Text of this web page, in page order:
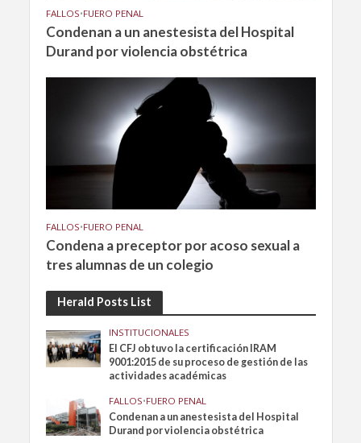
FALLOS•FUERO PENAL
Condenan a un anestesista del Hospital
Durand por violencia obstétrica
FALLOS•FUERO PENAL
Condena a preceptor por acoso sexual a
tres alumnas de un colegio
Herald Posts List
INSTITUCIONALES
El CFJ obtuvo la certificación IRAM
9001:2015 de su proceso de gestión de las
actividades académicas
FALLOS•FUERO PENAL
Condenan a un anestesista del Hospital
Durand por violencia obstétrica